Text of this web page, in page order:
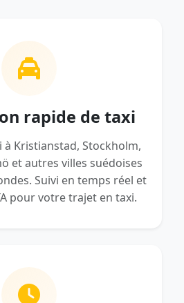
rapide de taxi
à Kristianstad, Stockholm,
et autres villes suédoises
Suivi en temps réel et
pour votre trajet en taxi.